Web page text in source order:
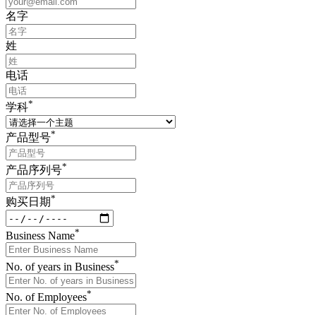
名字
姓
电话
学科*
产品型号*
产品序列号*
购买日期*
Business Name*
No. of years in Business*
No. of Employees*